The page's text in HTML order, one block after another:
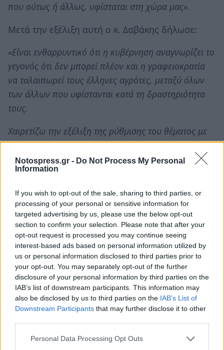
Notospress.gr - Do Not Process My Personal
Information
If you wish to opt-out of the sale, sharing to third parties, or
processing of your personal or sensitive information for
targeted advertising by us, please use the below opt-out
section to confirm your selection. Please note that after your
opt-out request is processed you may continue seeing
interest-based ads based on personal information utilized by
us or personal information disclosed to third parties prior to
your opt-out. You may separately opt-out of the further
disclosure of your personal information by third parties on the
IAB’s list of downstream participants. This information may
also be disclosed by us to third parties on the IAB’s List of
Downstream Participants that may further disclose it to other
Personal Data Processing Opt Outs
που ούτως ή άλλως, υφίσταται στη χώρα μας».
Μετά την εξέλιξη αυτή ο κ. Δαβάκης δήλωσε:
«Είναι ενθαρρυντικό ότι η κυβέρνηση αναγνωρίζει το
γεγονός ότι δεν μπορεί πλέον και η γραφειοκρατία
να ταλαιπωρεί τους έλληνες αγρότες, μεταξύ όλων
των άλλων που υφίστανται κατά τη δραστηριότητα
τους.
Χαιρετίζω την εξέλιξη της ρύθμισης του θέματος με
υπουργική απόφαση που θα απλοποιεί τη σχετική
διαδικασία αδειοδότησης των αρδευτικών
γεωτρήσεων, και περιμένουμε με ενδιαφέρον την
Πρέπει με κάθε τρόπο η Πολιτεία στη δύσκολη
περίοδο που διέρχεται ο αγροτικός κόσμος της
χώρας, να βρίσκεται δίπλα του».
TAGS: ΑΓΡΟΤΙΚΑ